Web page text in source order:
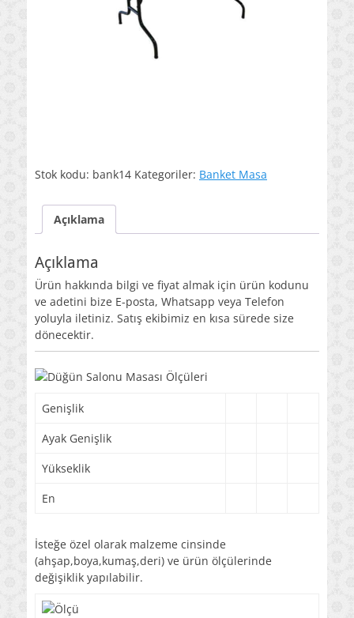
Stok kodu: bank14 Kategoriler: Banket Masa
Açıklama
Açıklama
Ürün hakkında bilgi ve fiyat almak için ürün kodunu
ve adetini bize E-posta, Whatsapp veya Telefon
yoluyla iletiniz. Satış ekibimiz en kısa sürede size
dönecektir.
Genişlik
Ayak Genişlik
Yükseklik
En
İsteğe özel olarak malzeme cinsinde
(ahşap,boya,kumaş,deri) ve ürün ölçülerinde
değişiklik yapılabilir.